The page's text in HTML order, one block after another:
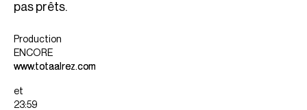
pas prêts.
Production
ENCORE
www.totaalrez.com
et
23:59